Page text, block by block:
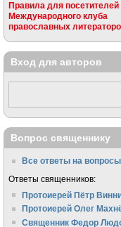
Правила для посетителей
Международного клуба
православных
Вход для авторов
Вопрос священнику
Все ответы на вопросы
Ответы священников:
Протоиерей Пётр
Протоиерей Олег
Священник Федор